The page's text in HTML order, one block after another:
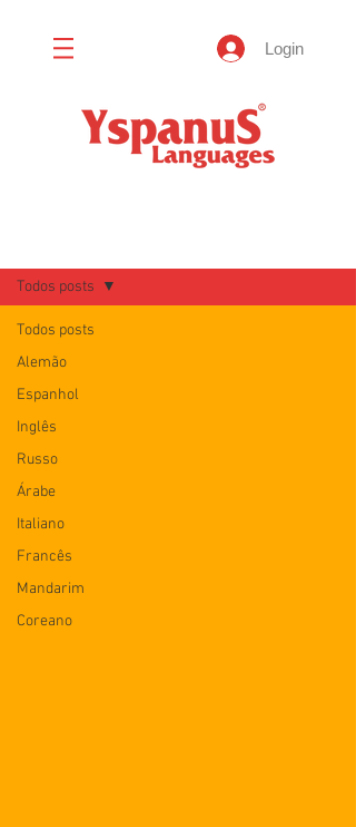
Login
Todos posts
Alemão
Espanhol
Inglês
Russo
Árabe
Italiano
Francês
Mandarim
Coreano
Todos posts